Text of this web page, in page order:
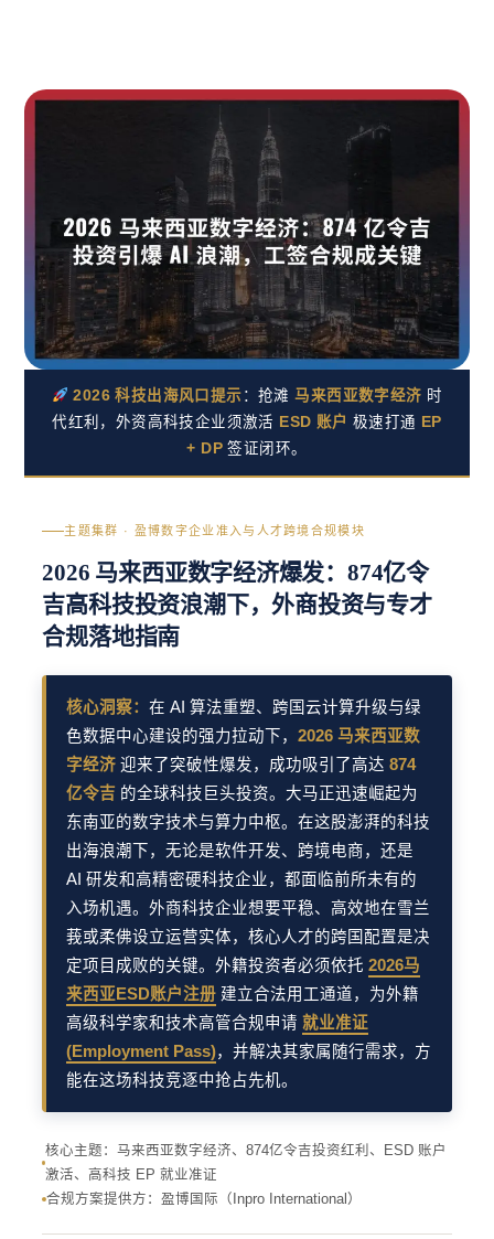
2026 科技出海风口提示 ：抢滩马来西亚数字经济 时
代红利，外资高科技企业须激活 ESD 账户 极速打通 EP
+ DP 签证闭环。
主题集群 · 盈博数字企业准入与人才跨境合规模块
2026 马来西亚数字经济爆发：874亿令
吉高科技投资浪潮下，外商投资与专才
合规落地指南
核心洞察：在 AI 算法重塑、跨国云计算升级与绿
色数据中心建设的强力拉动下，2026 马来西亚数
字经济 迎来了突破性爆发，成功吸引了高达874
亿令吉 的全球科技巨头投资。大马正迅速崛起为
东南亚的数字技术与算力中枢。在这股澎湃的科技
出海浪潮下，无论是软件开发、跨境电商，还是
AI 研发和高精密硬科技企业，都面临前所未有的
入场机遇。外商科技企业想要平稳、高效地在雪兰
莪或柔佛设立运营实体，核心人才的跨国配置是决
定项目成败的关键。外籍投资者必须依托2026马
来西亚ESD账户注册 建立合法用工通道，为外籍
高级科学家和技术高管合规申请就业准证
(Employment Pass)，并解决其家属随行需求，方
能在这场科技竞逐中抢占先机。
核心主题：马来西亚数字经济、874亿令吉投资红利、ESD 账户
激活、高科技 EP 就业准证
合规方案提供方：盈博国际（Inpro International）